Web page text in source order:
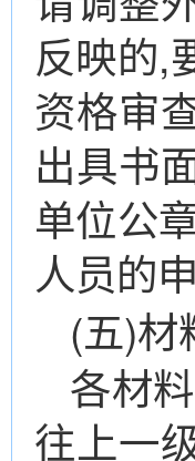
反映的,
资格审
出具书
单位公
人员的
(五)材
各材
往上一